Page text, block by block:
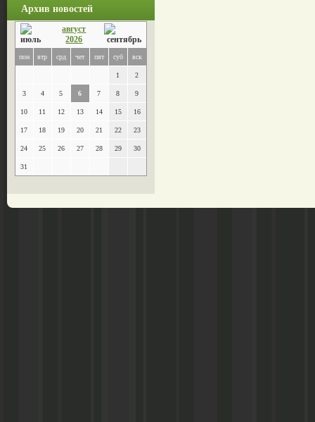
Архив новостей
август
2026
пон втр срд чет пят суб вск
1 2
3 4 5 6 7 8 9
10 11 12 13 14 15 16
17 18 19 20 21 22 23
24 25 26 27 28 29 30
31